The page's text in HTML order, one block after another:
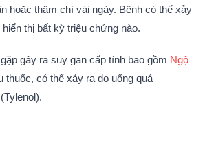
hoặc thậm chí vài ngày. Bệnh có thể xảy
thị bất kỳ triệu chứng nào.
gây ra suy gan cấp tính bao gồm Ngộ
thuốc, có thể xảy ra do uống quá